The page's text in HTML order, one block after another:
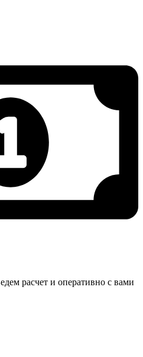
расчет и оперативно с вами